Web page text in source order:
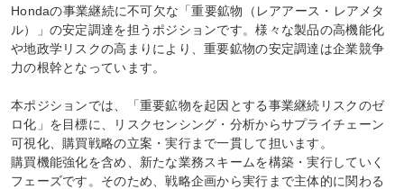
Hondaの事業継続に不可欠な「重要鉱物（レアアース・レアメタ
ル）」の安定調達を担うポジションです。様々な製品の高機能化
や地政学リスクの高まりにより、重要鉱物の安定調達は企業競争
力の根幹となっています。
本ポジションでは、「重要鉱物を起因とする事業継続リスクのゼ
ロ化」を目標に、リスクセンシング・分析からサプライチェーン
可視化、購買戦略の立案・実行まで一貫して担います。
購買機能強化を含め、新たな業務スキームを構築・実行していく
フェーズです。そのため、戦略企画から実行まで主体的に関わる